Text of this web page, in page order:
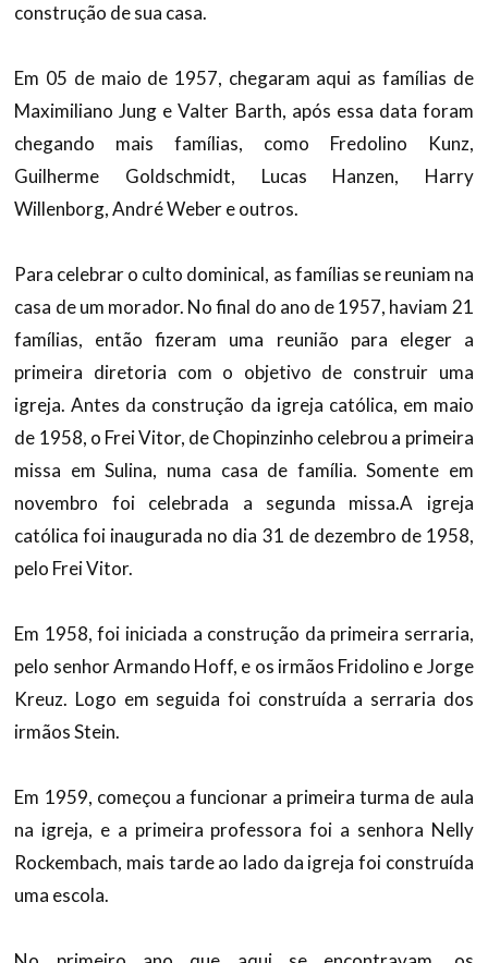
construção de sua casa.
Em 05 de maio de 1957, chegaram aqui as famílias de
Maximiliano Jung e Valter Barth, após essa data foram
chegando mais famílias, como Fredolino Kunz,
Guilherme Goldschmidt, Lucas Hanzen, Harry
Willenborg, André Weber e outros.
Para celebrar o culto dominical, as famílias se reuniam na
casa de um morador. No final do ano de 1957, haviam 21
famílias, então fizeram uma reunião para eleger a
primeira diretoria com o objetivo de construir uma
igreja. Antes da construção da igreja católica, em maio
de 1958, o Frei Vitor, de Chopinzinho celebrou a primeira
missa em Sulina, numa casa de família. Somente em
novembro foi celebrada a segunda missa.A igreja
católica foi inaugurada no dia 31 de dezembro de 1958,
pelo Frei Vitor.
Em 1958, foi iniciada a construção da primeira serraria,
pelo senhor Armando Hoff, e os irmãos Fridolino e Jorge
Kreuz. Logo em seguida foi construída a serraria dos
irmãos Stein.
Em 1959, começou a funcionar a primeira turma de aula
na igreja, e a primeira professora foi a senhora Nelly
Rockembach, mais tarde ao lado da igreja foi construída
uma escola.